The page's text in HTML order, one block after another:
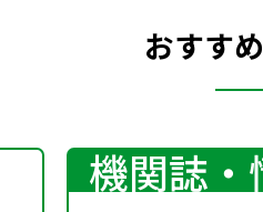
おすす
機関誌・